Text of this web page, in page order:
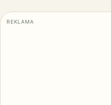
REKLAMA